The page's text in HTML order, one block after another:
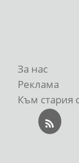
За нас
Реклама
Към стария